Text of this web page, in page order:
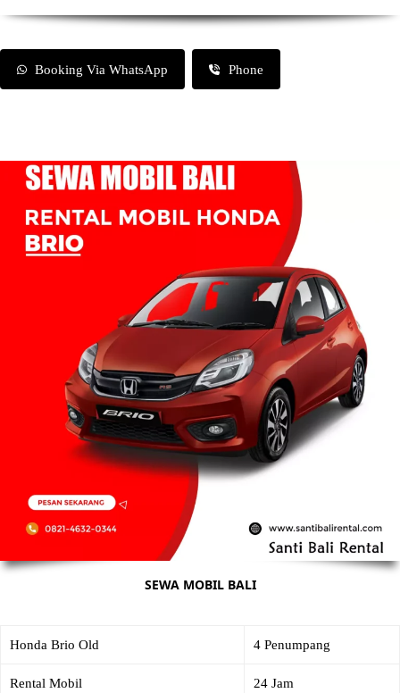
Booking Via WhatsApp Phone
SEWA MOBIL BALI
Honda Brio Old 4 Penumpang
Rental Mobil 24 Jam